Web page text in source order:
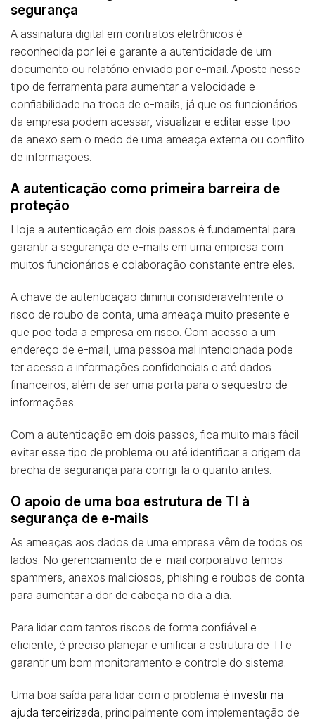
segurança
A assinatura digital em contratos eletrônicos é
reconhecida por lei e garante a autenticidade de um
documento ou relatório enviado por e-mail. Aposte nesse
tipo de ferramenta para aumentar a velocidade e
confiabilidade na troca de e-mails, já que os funcionários
da empresa podem acessar, visualizar e editar esse tipo
de anexo sem o medo de uma ameaça externa ou conflito
de informações.
A autenticação como primeira barreira de
proteção
Hoje a autenticação em dois passos é fundamental para
garantir a segurança de e-mails em uma empresa com
muitos funcionários e colaboração constante entre eles.
A chave de autenticação diminui consideravelmente o
risco de roubo de conta, uma ameaça muito presente e
que põe toda a empresa em risco. Com acesso a um
endereço de e-mail, uma pessoa mal intencionada pode
ter acesso a informações confidenciais e até dados
financeiros, além de ser uma porta para o sequestro de
informações.
Com a autenticação em dois passos, fica muito mais fácil
evitar esse tipo de problema ou até identificar a origem da
brecha de segurança para corrigi-la o quanto antes.
O apoio de uma boa estrutura de TI à
segurança de e-mails
As ameaças aos dados de uma empresa vêm de todos os
lados. No gerenciamento de e-mail corporativo temos
spammers, anexos maliciosos, phishing e roubos de conta
para aumentar a dor de cabeça no dia a dia.
Para lidar com tantos riscos de forma confiável e
eficiente, é preciso planejar e unificar a estrutura de TI e
garantir um bom monitoramento e controle do sistema.
Uma boa saída para lidar com o problema é investir na
ajuda terceirizada , principalmente com implementação de